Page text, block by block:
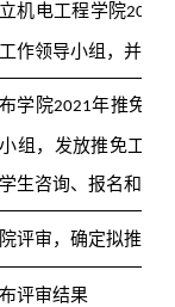
机电工程学院2021
作领导小组，并上
学院2021年推免研
组，发放推免工作
生咨询、报名和审
评审，确定拟推荐
评审结果